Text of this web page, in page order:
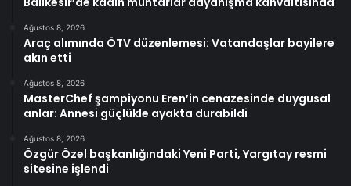
Ağustos 8, 2026
Araç alımında ÖTV düzenlemesi: Vatandaşlar bayilere
akın etti
Ağustos 8, 2026
MasterChef şampiyonu Eren’in cenazesinde duygusal
anlar: Annesi güçlükle ayakta durabildi
Ağustos 8, 2026
Özgür Özel başkanlığındaki Yeni Parti, Yargıtay resmi
sitesine işlendi